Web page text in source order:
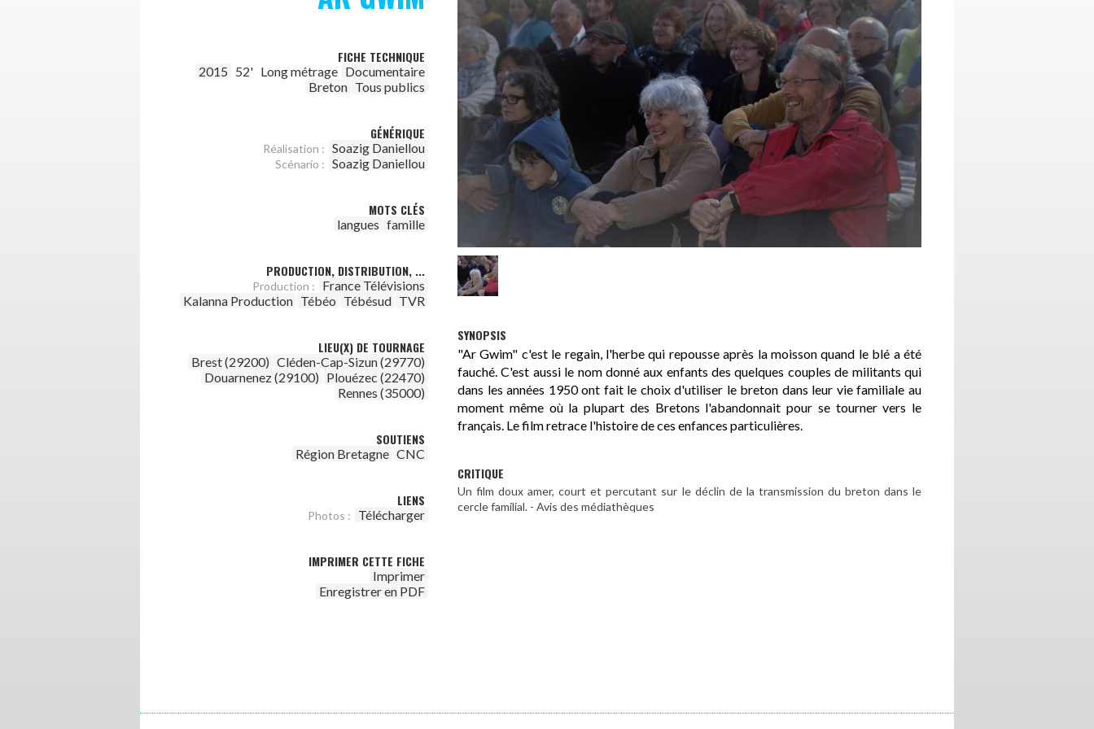
FICHE TECHNIQUE
2015 52' Long métrage Documentaire
Breton Tous publics
GÉNÉRIQUE
Réalisation : Soazig Daniellou
Scénario : Soazig Daniellou
MOTS CLÉS
langues famille
PRODUCTION, DISTRIBUTION, ...
Production :
France Télévisions
Kalanna Production Tébéo Tébésud TVR
LIEU(X) DE TOURNAGE
Brest (29200) Cléden-Cap-Sizun (29770)
Douarnenez (29100) Plouézec (22470)
Rennes (35000)
SOUTIENS
Région Bretagne CNC
LIENS
Photos : Télécharger
IMPRIMER CETTE FICHE
Imprimer
Enregistrer en PDF
SYNOPSIS
"Ar Gwim" c'est le regain, l'herbe qui repousse après la moisson quand le blé a été
fauché. C'est aussi le nom donné aux enfants des quelques couples de militants qui
dans les années 1950 ont fait le choix d'utiliser le breton dans leur vie familiale au
moment même où la plupart des Bretons l'abandonnait pour se tourner vers le
français. Le film retrace l'histoire de ces enfances particulières.
CRITIQUE
Un film doux amer, court et percutant sur le déclin de la transmission du breton dans le
cercle familial. - Avis des médiathèques